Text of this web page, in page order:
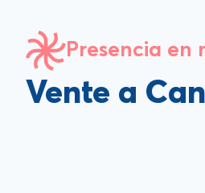
Presencia en
Vente a